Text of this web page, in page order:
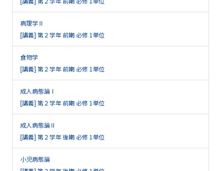
病理学Ⅱ
[講義] 第２学年 前期 必修 1単位
食物学
[講義] 第２学年 前期 必修 1単位
成人病態論Ⅰ
[講義] 第２学年 前期 必修 1単位
成人病態論Ⅱ
[講義] 第２学年 後期 必修 1単位
小児病態論